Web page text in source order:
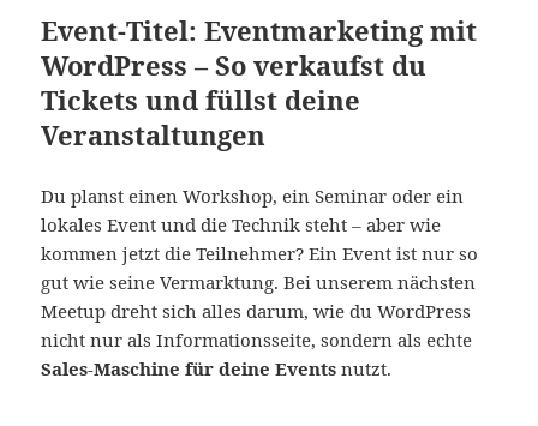
Event-Titel: Eventmarketing mit
WordPress – So verkaufst du
Tickets und füllst deine
Veranstaltungen
Du planst einen Workshop, ein Seminar oder ein
lokales Event und die Technik steht – aber wie
kommen jetzt die Teilnehmer? Ein Event ist nur so
gut wie seine Vermarktung. Bei unserem nächsten
Meetup dreht sich alles darum, wie du WordPress
nicht nur als Informationsseite, sondern als echte
Sales-Maschine für deine Events nutzt.